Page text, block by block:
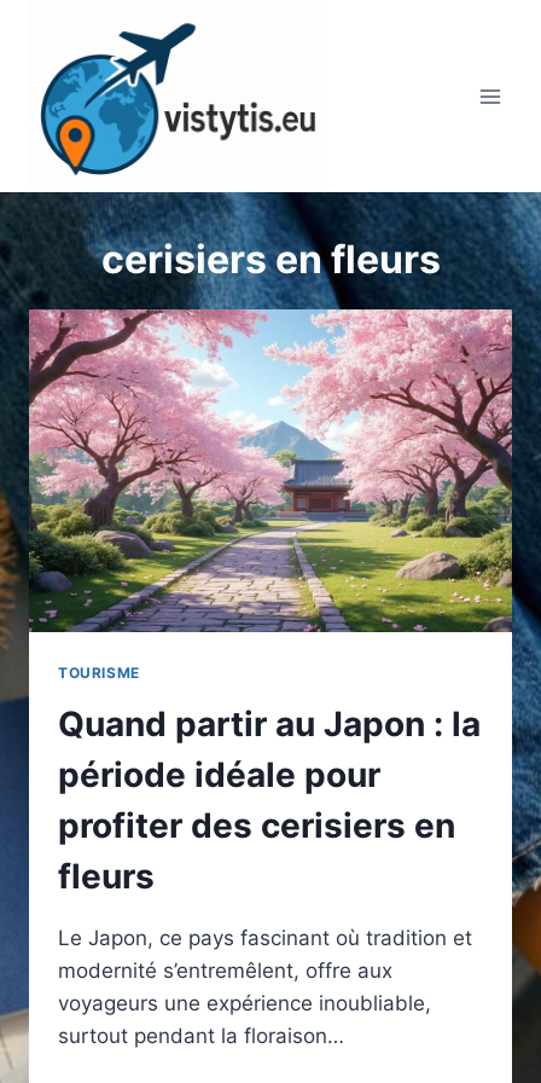
contenu
cerisiers en fleurs
TOURISME
Quand partir au Japon : la
période idéale pour
profiter des cerisiers en
fleurs
Le Japon, ce pays fascinant où tradition et
modernité s’entremêlent, offre aux
voyageurs une expérience inoubliable,
surtout pendant la floraison…